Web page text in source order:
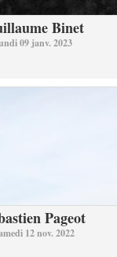
Binet
09 janv. 2023
Pageot
12 nov. 2022